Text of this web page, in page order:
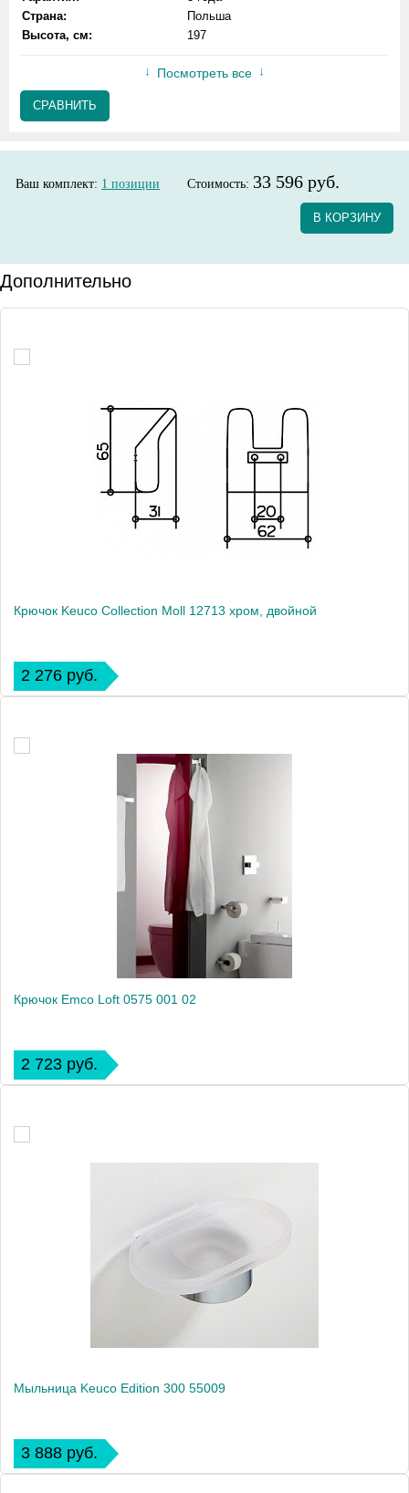
Страна:
Польша
Высота, см:
197
Посмотреть все
СРАВНИТЬ
Ваш комплект: 1 позиции Стоимость: 33 596 руб.
В КОРЗИНУ
Дополнительно
Крючок Keuco Collection Moll 12713 хром, двойной
2 276 руб.
Крючок Emco Loft 0575 001 02
2 723 руб.
Мыльница Keuco Edition 300 55009
3 888 руб.